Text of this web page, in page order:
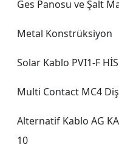
Ges Panosu ve Şalt
Metal Konstrüksiyon
Solar Kablo PVI1-F
Multi Contact MC4
Alternatif Kablo AG
10